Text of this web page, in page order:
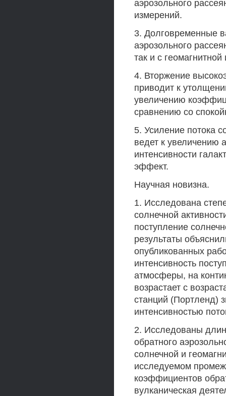
аэрозольного
измерений.
3. Долговременные
аэрозольного
так и с
4. Вторжение
приводит к
увеличению
сравнению со
5. Усиление потока
ведет к увеличению
интенсивности
эффект.
Научная новизна.
1. Исследована
солнечной
поступление
результаты
опубликованных
интенсивность
атмосферы, на
возрастает с
станций (Портленд)
интенсивностью
2. Исследованы
обратного
солнечной и
исследуемом
коэффициентов
вулканическая